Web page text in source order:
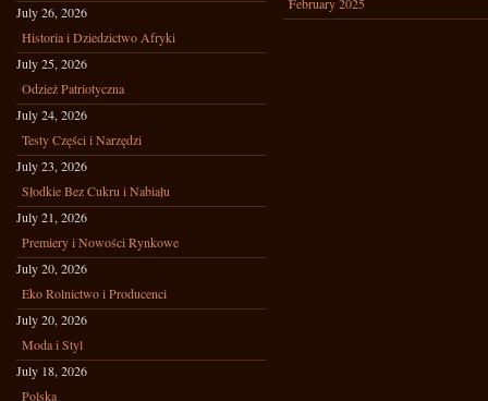
July 26, 2026
Historia i Dziedzictwo Afryki
July 25, 2026
Odzież Patriotyczna
July 24, 2026
Testy Części i Narzędzi
July 23, 2026
Słodkie Bez Cukru i Nabiału
July 21, 2026
Premiery i Nowości Rynkowe
July 20, 2026
Eko Rolnictwo i Producenci
July 20, 2026
Moda i Styl
July 18, 2026
Polska